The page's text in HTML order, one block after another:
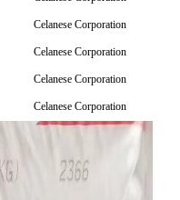
Celanese Corporation
Celanese Corporation
Celanese Corporation
Celanese Corporation